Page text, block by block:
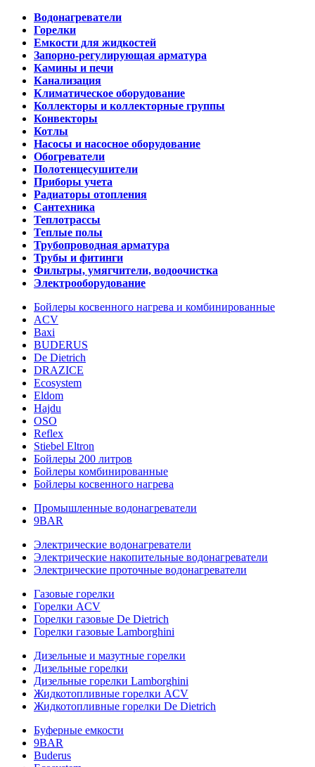
Водонагреватели
Горелки
Емкости для жидкостей
Запорно-регулирующая арматура
Камины и печи
Канализация
Климатическое оборудование
Коллекторы и коллекторные группы
Конвекторы
Котлы
Насосы и насосное оборудование
Обогреватели
Полотенцесушители
Приборы учета
Радиаторы отопления
Сантехника
Теплотрассы
Теплые полы
Трубопроводная арматура
Трубы и фитинги
Фильтры, умягчители, водоочистка
Электрооборудование
Бойлеры косвенного нагрева и комбинированные
ACV
Baxi
BUDERUS
De Dietrich
DRAZICE
Ecosystem
Eldom
Hajdu
OSO
Reflex
Stiebel Eltron
Бойлеры 200 литров
Бойлеры комбинированные
Бойлеры косвенного нагрева
Промышленные водонагреватели
9BAR
Электрические водонагреватели
Электрические накопительные водонагреватели
Электрические проточные водонагреватели
Газовые горелки
Горелки ACV
Горелки газовые De Dietrich
Горелки газовые Lamborghini
Дизельные и мазутные горелки
Дизельные горелки
Дизельные горелки Lamborghini
Жидкотопливные горелки ACV
Жидкотопливные горелки De Dietrich
Буферные емкости
9BAR
Buderus